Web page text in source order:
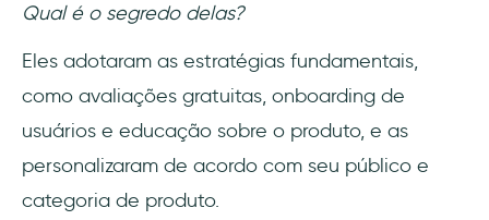
Qual é o segredo delas?
Eles adotaram as estratégias fundamentais,
como avaliações gratuitas, onboarding de
usuários e educação sobre o produto, e as
personalizaram de acordo com seu público e
categoria de produto.